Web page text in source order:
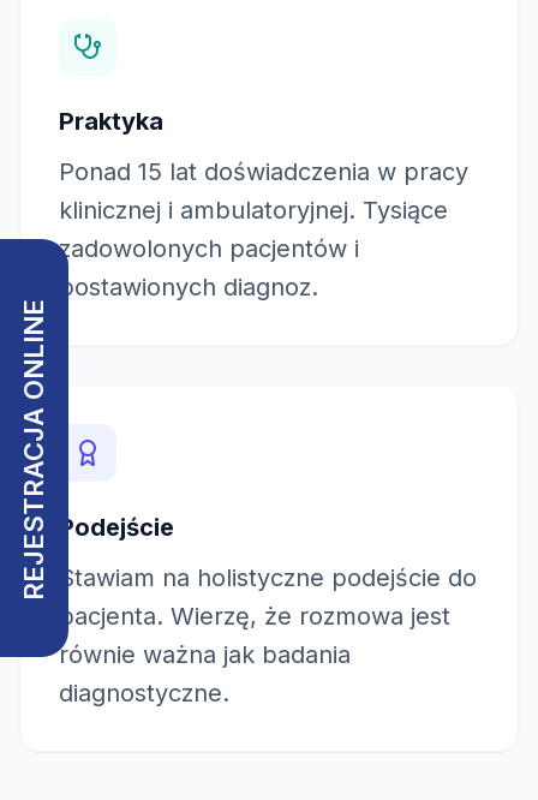
Praktyka
Ponad 15 lat doświadczenia w pracy
klinicznej i ambulatoryjnej. Tysiące
zadowolonych pacjentów i
postawionych diagnoz.
Podejście
Stawiam na holistyczne podejście do
pacjenta. Wierzę, że rozmowa jest
równie ważna jak badania
diagnostyczne.
REJESTRACJA ONLINE